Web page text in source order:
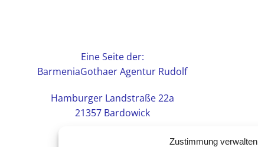
Zustimmung verwalten
Eine Seite der:
BarmeniaGothaer Agentur Rudolf
Hamburger Landstraße 22a
21357 Bardowick